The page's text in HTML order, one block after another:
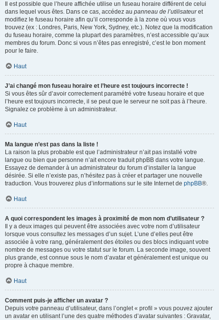
Il est possible que l’heure affichée utilise un fuseau horaire différent de celui
dans lequel vous êtes. Dans ce cas, accédez au panneau de l’utilisateuret
modifiez le fuseau horaire afin qu’il corresponde à la zone où vous vous
trouvez (ex : Londres, Paris, New York, Sydney, etc.). Notez que la modification
du fuseau horaire, comme la plupart des paramètres, n’est accessible qu’aux
membres du forum. Donc si vous n’êtes pas enregistré, c’est le bon moment
pour le faire.
Haut
J’ai changé mon fuseau horaire et l’heure est toujours incorrecte !
Si vous êtes sûr d’avoir correctement paramétré votre fuseau horaire et que
l’heure est toujours incorrecte, il se peut que le serveur ne soit pas à l’heure.
Signalez ce problème à un administrateur.
Haut
Ma langue n’est pas dans la liste !
La raison la plus probable est que l’administrateur n’ait pas installé votre
langue ou bien que personne n’ait encore traduit phpBB dans votre langue.
Essayez de demander à un administrateur du forum d’installer la langue
désirée. Si elle n’existe pas, n’hésitez pas à créer et partager une nouvelle
traduction. Vous trouverez plus d’informations sur le site Internet de phpBB®.
Haut
A quoi correspondent les images à proximité de mon nom d’utilisateur ?
Il y a deux images qui peuvent être associées avec votre nom d’utilisateur
lorsque vous consultez les messages d’un sujet. L’une d’elles peut être
associée à votre rang, généralement des étoiles ou des blocs indiquant votre
nombre de messages ou votre statut sur le forum. La seconde image, souvent
plus grande, est connue sous le nom d’avatar et généralement est unique ou
propre à chaque membre.
Haut
Comment puis-je afficher un avatar ?
Depuis votre panneau d’utilisateur, dans l’onglet « profil » vous pouvez ajouter
un avatar en utilisant l’une des quatre méthodes d’avatar suivantes : Gravatar,